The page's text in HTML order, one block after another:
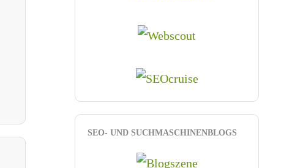
SEO- UND SUCHMASCHINENBLOGS